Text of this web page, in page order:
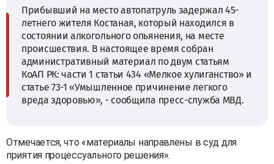
Прибывший на место автопатруль задержал 45-
летнего жителя Костаная, который находился в
состоянии алкогольного опьянения, на месте
происшествия. В настоящее время собран
административный материал по двум статьям
КоАП РК: части 1 статьи 434 «Мелкое хулиганство» и
статье 73-1 «Умышленное причинение легкого
вреда здоровью», - сообщила пресс-служба МВД.
Отмечается, что «материалы направлены в суд для
приятия процессуального решения».